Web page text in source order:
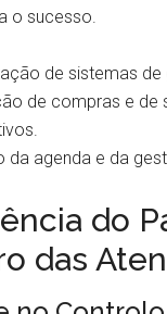
o sucesso.
de sistemas de
de compras e de
da agenda e da
do
das